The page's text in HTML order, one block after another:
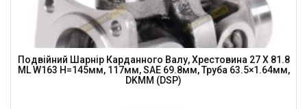
Подвійний Шарнір Карданного Валу, Хрестовина 27 X 81.8
ML W163 H=145мм, 117мм, SAE 69.8мм, Труба 63.5×1.64мм,
DKMM (DSP)